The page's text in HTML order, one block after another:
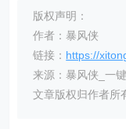
版权声明：
作者：暴风侠
链接： https://
来源：暴风侠_一
文章版权归作者所